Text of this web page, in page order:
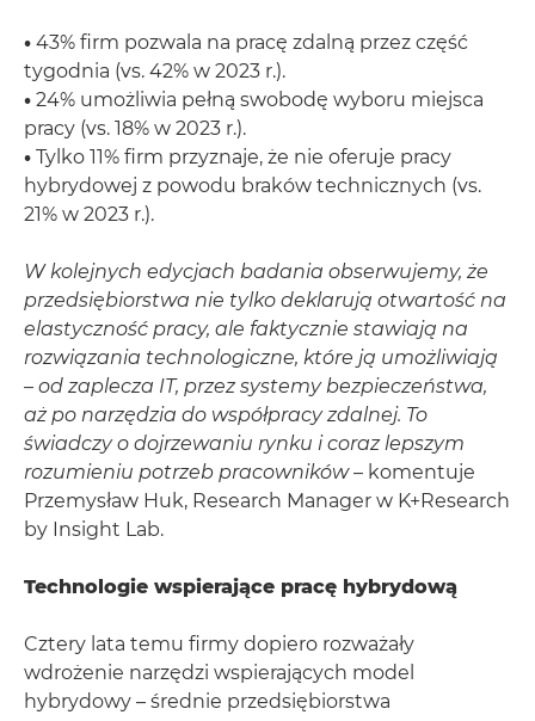
• 43% firm pozwala na pracę zdalną przez część
tygodnia (vs. 42% w 2023 r.).
• 24% umożliwia pełną swobodę wyboru miejsca
pracy (vs. 18% w 2023 r.).
• Tylko 11% firm przyznaje, że nie oferuje pracy
hybrydowej z powodu braków technicznych (vs.
21% w 2023 r.).
W kolejnych edycjach badania obserwujemy, że
przedsiębiorstwa nie tylko deklarują otwartość na
elastyczność pracy, ale faktycznie stawiają na
rozwiązania technologiczne, które ją umożliwiają
– od zaplecza IT, przez systemy bezpieczeństwa,
aż po narzędzia do współpracy zdalnej. To
świadczy o dojrzewaniu rynku i coraz lepszym
rozumieniu potrzeb pracowników– komentuje
Przemysław Huk, Research Manager w K+Research
by Insight Lab.
Technologie wspierające pracę hybrydową
Cztery lata temu firmy dopiero rozważały
wdrożenie narzędzi wspierających model
hybrydowy – średnie przedsiębiorstwa